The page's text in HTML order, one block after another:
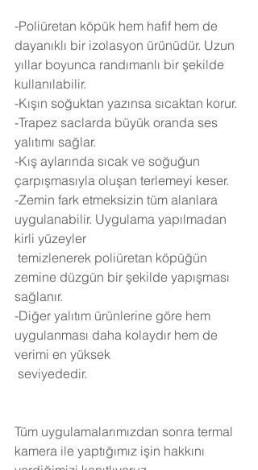
-Poliüretan köpük hem hafif hem de
dayanıklı bir izolasyon ürünüdür. Uzun
yıllar boyunca randımanlı bir şekilde
kullanılabilir.
-Kışın soğuktan yazınsa sıcaktan korur.
-Trapez saclarda büyük oranda ses
yalıtımı sağlar.
-Kış aylarında sıcak ve soğuğun
çarpışmasıyla oluşan terlemeyi keser.
-Zemin fark etmeksizin tüm alanlara
uygulanabilir. Uygulama yapılmadan
kirli yüzeyler
zemine düzgün bir şekilde yapışması
sağlanır.
-Diğer yalıtım ürünlerine göre hem
uygulanması daha kolaydır hem de
verimi en yüksek
seviyededir.
Tüm uygulamalarımızdan sonra termal
kamera ile yaptığımız işin hakkını